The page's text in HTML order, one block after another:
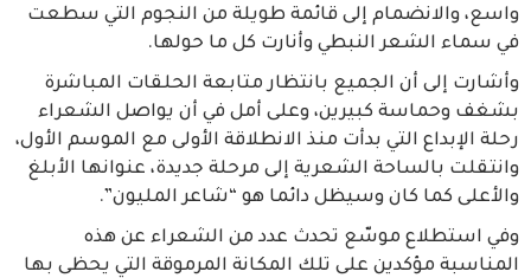
واسع، والانضمام إلى قائمة طويلة من النجوم التي سطعت
في سماء الشعر النبطي وأنارت كل ما حولها.
وأشارت إلى أن الجميع بانتظار متابعة الحلقات المباشرة
بشغف وحماسة كبيرين، وعلى أمل في أن يواصل الشعراء
رحلة الإبداع التي بدأت منذ الانطلاقة الأولى مع الموسم الأول،
وانتقلت بالساحة الشعرية إلى مرحلة جديدة، عنوانها الأبلغ
والأعلى كما كان وسيظل دائما هو “شاعر المليون”.
وفي استطلاع موسّع تحدث عدد من الشعراء عن هذه
المناسبة مؤكدين على تلك المكانة المرموقة التي يحظى بها